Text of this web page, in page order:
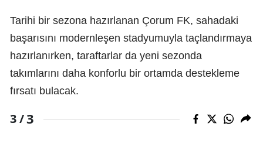
Tarihi bir sezona hazırlanan Çorum FK, sahadaki
başarısını modernleşen stadyumuyla taçlandırmaya
hazırlanırken, taraftarlar da yeni sezonda
takımlarını daha konforlu bir ortamda destekleme
fırsatı bulacak.
3 /3